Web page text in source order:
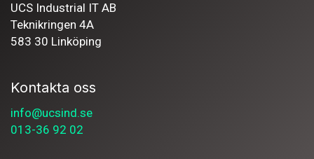
UCS Industrial IT AB
Teknikringen 4A
583 30 Linköping
Kontakta oss
info@ucsind.se
013-36 92 02